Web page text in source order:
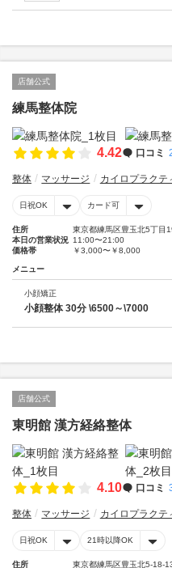
店舗公式
練馬整体院
4.42 口コミ
整体 マッサージ カイロプラクテ
日祝OK カード可
住所
東京都練馬区豊玉北5丁目
本日の営業状況 11:00〜21:00
価格帯
￥3,000〜￥8,000
メニュー
小顔矯正
小顔整体 30分 \6500～\7000
店舗公式
東明館 漢方経絡整体
4.10 口コミ
整体 マッサージ カイロプラクテ
日祝OK 21時以降OK
住所 東京都練馬区豊玉北5-18-